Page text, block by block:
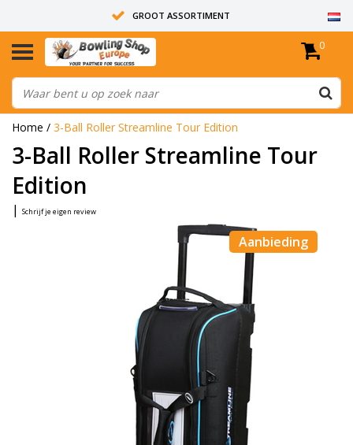
GROOT ASSORTIMENT
14 DAGEN RETOUR RECHT
ALLE BOWLINGBALLEN ZIJN ONGEBOORD
0
Home / 3-Ball Roller Streamline Tour Edition
3-Ball Roller Streamline Tour
Edition
| Schrijf je eigen review
Aanbieding